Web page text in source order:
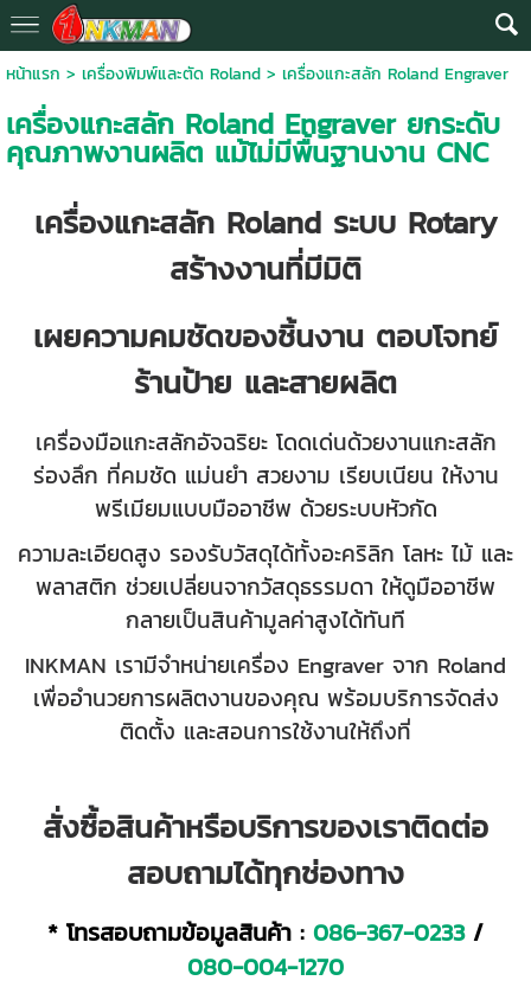
หน้าแรก > เครื่องพิมพ์และตัด Roland> เครื่องแกะสลัก Roland Engraver
เครื่องแกะสลัก Roland Engraver ยกระดับ
คุณภาพงานผลิต แม้ไม่มีพื้นฐานงาน CNC
เครื่องแกะสลัก Roland ระบบ Rotary
สร้างงานที่มีมิติ
เผยความคมชัดของชิ้นงาน ตอบโจทย์
ร้านป้าย และสายผลิต
เครื่องมือแกะสลักอัจฉริยะ โดดเด่นด้วยงานแกะสลัก
ร่องลึก ที่คมชัด แม่นยำ สวยงาม เรียบเนียน ให้งาน
พรีเมียมแบบมืออาชีพ ด้วยระบบหัวกัด
ความละเอียดสูง รองรับวัสดุได้ทั้งอะคริลิก โลหะ ไม้ และ
พลาสติก ช่วยเปลี่ยนจากวัสดุธรรมดา ให้ดูมืออาชีพ
กลายเป็นสินค้ามูลค่าสูงได้ทันที
INKMAN เรามีจำหน่ายเครื่อง Engraver จาก Roland
เพื่ออำนวยการผลิตงานของคุณ พร้อมบริการจัดส่ง
ติดตั้ง และสอนการใช้งานให้ถึงที่
สั่งซื้อสินค้าหรือบริการของเราติดต่อ
สอบถามได้ทุกช่องทาง
* โทรสอบถามข้อมูลสินค้า : 086-367-0233 /
080-004-1270